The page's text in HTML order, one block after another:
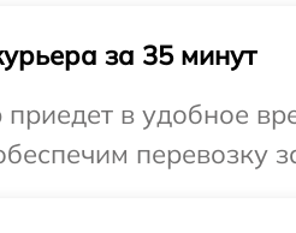
за 35 минут
в удобное
перевозку